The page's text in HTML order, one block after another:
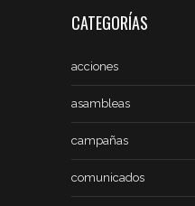
CATEGORÍAS
acciones
asambleas
campañas
comunicados